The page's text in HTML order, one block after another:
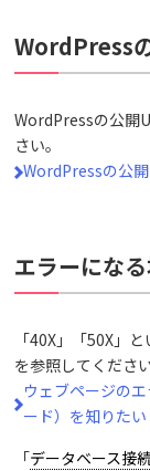
WordPress
WordPressの公開
さい。
WordPressの公
エラーにな
「40X」「50X」
を参照してください
ウェブページの
ード）を知りたい
「データベース接